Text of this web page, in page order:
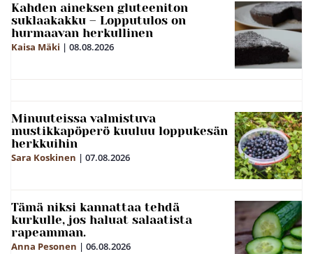
Kahden aineksen gluteeniton
suklaakakku – Lopputulos on
hurmaavan herkullinen
Kaisa Mäki | 08.08.2026
Minuuteissa valmistuva
mustikkapöperö kuuluu loppukesän
herkkuihin
Sara Koskinen | 07.08.2026
Tämä niksi kannattaa tehdä
kurkulle, jos haluat salaatista
rapeamman.
Anna Pesonen | 06.08.2026